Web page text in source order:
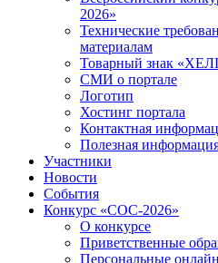
2026»
Технические
материалам
Товарный знак
СМИ о портале
Логотип
Хостинг портала
Контактная
Полезная
Участники
Новости
События
Конкурс «СОС-2026»
О конкурсе
Приветственные
Персональные